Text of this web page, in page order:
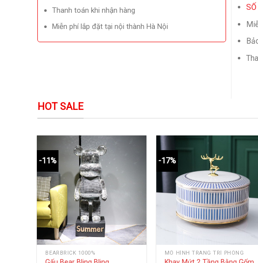
Thanh toán khi nhận hàng
Miễn phí lắp đặt tại nội thành Hà Nội
HOT SALE
-11%
BEARBRICK 1000%
-17%
MÔ HÌNH TRANG TRÍ PHÒNG